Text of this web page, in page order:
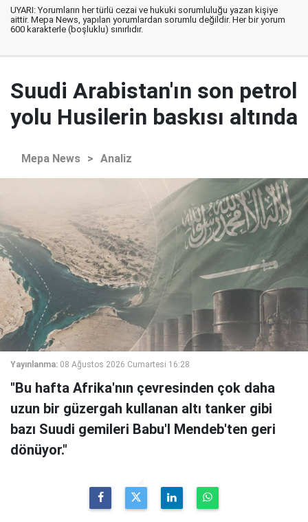
UYARI: Yorumların her türlü cezai ve hukuki sorumluluğu yazan kişiye
aittir. Mepa News, yapılan yorumlardan sorumlu değildir. Her bir yorum
600 karakterle (boşluklu) sınırlıdır.
Suudi Arabistan'ın son petrol
yolu Husilerin baskısı altında
Mepa News > Analiz
Yayınlanma: 08 Ağustos 2026 Cumartesi 16:28
"Bu hafta Afrika'nın çevresinden çok daha
uzun bir güzergah kullanan altı tanker gibi
bazı Suudi gemileri Babu'l Mendeb'ten geri
dönüyor."